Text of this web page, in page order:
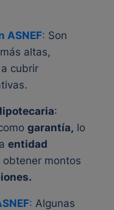
ASNEF: Son
más altas,
cubrir
:
garantía, lo
entidad
montos
: Algunas